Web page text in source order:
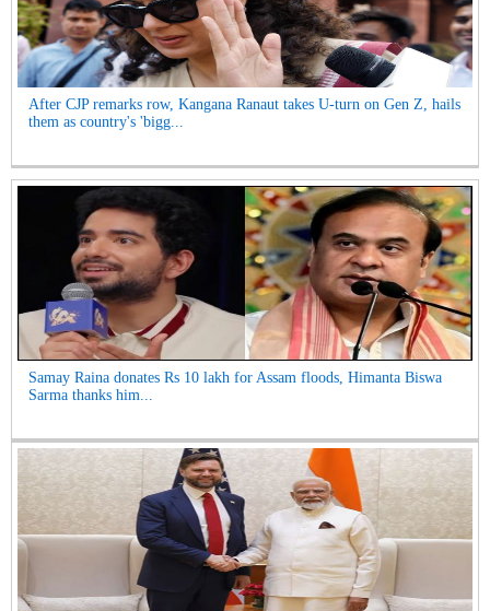
After CJP remarks row, Kangana Ranaut takes U-turn on Gen Z, hails
them as country's 'bigg...
Samay Raina donates Rs 10 lakh for Assam floods, Himanta Biswa
Sarma thanks him...